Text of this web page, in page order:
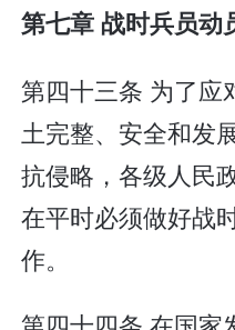
第七章 战时兵员动
第四十三条 为了应
土完整、安全和发
抗侵略，各级人民
在平时必须做好战
作。